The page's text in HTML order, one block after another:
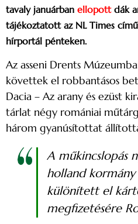
tavaly januárban ellopottdák
tájékoztatott az NL Times
hírportál pénteken.
Az asseni Drents
követtek el robbantásos
Dacia – Az arany és ezüst
tárlat négy romániai
három gyanúsítottat
A műkincslopás
holland
különített el
megfizetésére